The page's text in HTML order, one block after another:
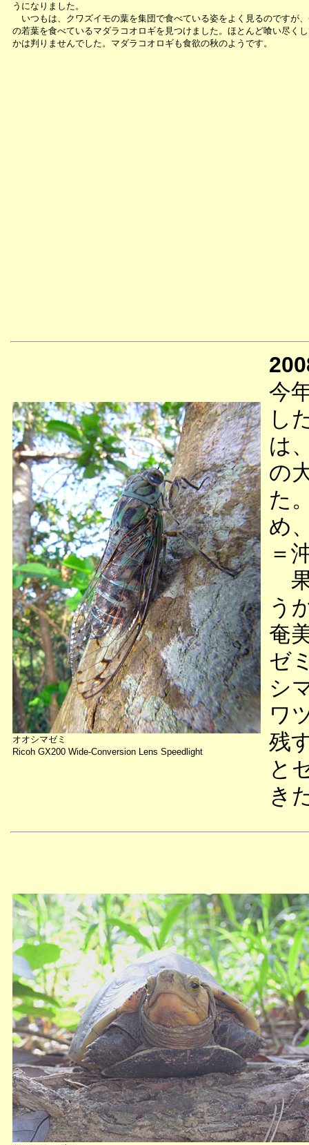
うになりました。
いつもは、クワズイモの葉を集団で食べている姿をよく見るのですが
の若葉を食べているマダラコオロギを見つけました。ほとんど喰い尽く
かは判りませんでした。マダラコオロギも食欲の秋のようです。
オオシマゼミ
Ricoh GX200 Wide-Conversion Lens Speedlight
今
し
は
の
た
め
＝
う
奄
ゼ
シ
ワ
残
と
き